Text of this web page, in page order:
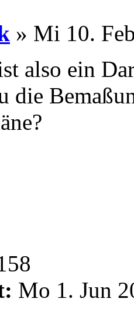
» Mi 10.
also ein
die
Mo 1. Jun